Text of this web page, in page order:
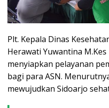
Plt. Kepala Dinas
Herawati Yuwantina
menyiapkan pelayanan
bagi para ASN.
mewujudkan Sidoarjo